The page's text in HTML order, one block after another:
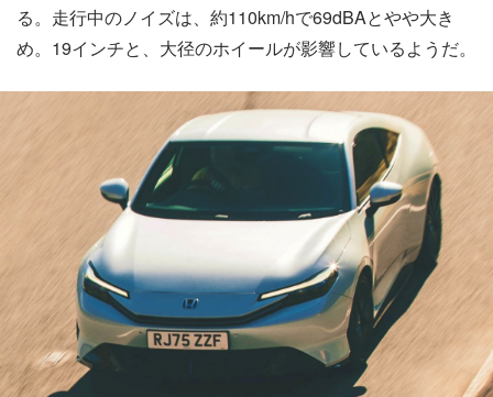
る。走行中のノイズは、約110km/hで69dBAとやや大き
め。19インチと、大径のホイールが影響しているようだ。